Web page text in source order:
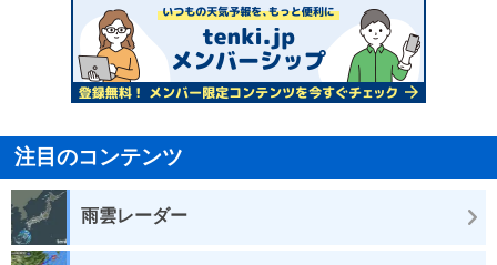
注目のコンテンツ
雨雲レーダー